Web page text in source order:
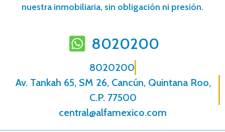
nuestra inmobiliaria, sin obligación ni presión.
8020200
8020200
Av. Tankah 65, SM 26, Cancún, Quintana Roo,
C.P. 77500
central@alfamexico.com